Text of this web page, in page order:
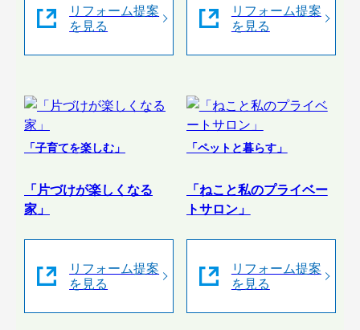
リフォーム提案
を見る
リフォーム提案
を見る
「子育てを楽しむ」
「片づけが楽しくなる
家」
リフォーム提案
を見る
「ペットと暮らす」
「ねこと私のプライベー
トサロン」
リフォーム提案
を見る